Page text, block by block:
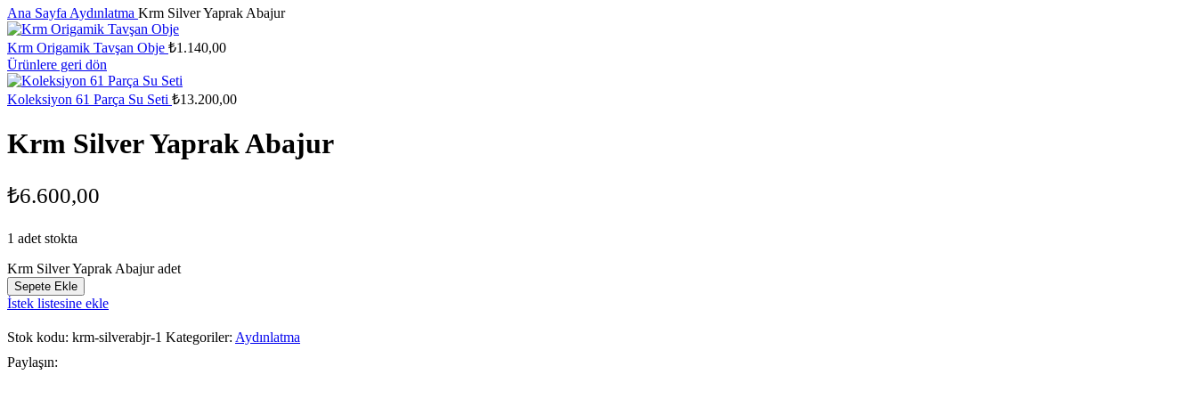
Ana Sayfa Aydınlatma Krm Silver Yaprak Abajur
Krm Origamik Tavşan Obje ₺1.140,00
Ürünlere geri dön
Koleksiyon 61 Parça Su Seti ₺13.200,00
Krm Silver Yaprak Abajur
₺6.600,00
1 adet stokta
Krm Silver Yaprak Abajur adet
Sepete Ekle
İstek listesine ekle
Stok kodu: krm-silverabjr-1 Kategoriler: Aydınlatma
Paylaşın: